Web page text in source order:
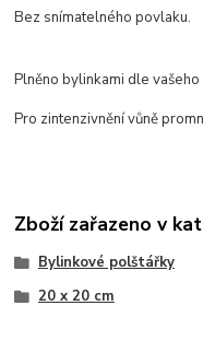
Bez snímatelného povlaku.
Plněno bylinkami dle vašeho
Pro zintenzivnění vůně
Zboží zařazeno v
Bylinkové polštářky
20 x 20 cm